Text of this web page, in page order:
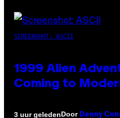
SCREENSHOT: ASCII
1999 Alien
Coming to
3 uur geledenDoor Denny